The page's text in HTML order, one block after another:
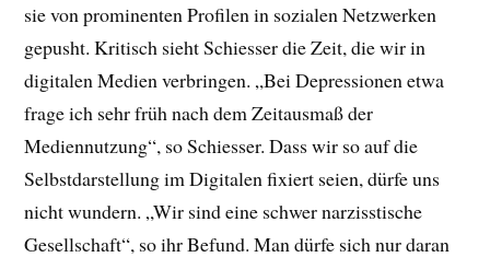
sie von prominenten Profilen in sozialen Netzwerken
gepusht. Kritisch sieht Schiesser die Zeit, die wir in
digitalen Medien verbringen. „Bei Depressionen etwa
frage ich sehr früh nach dem Zeitausmaß der
Mediennutzung“, so Schiesser. Dass wir so auf die
Selbstdarstellung im Digitalen fixiert seien, dürfe uns
nicht wundern. „Wir sind eine schwer narzisstische
Gesellschaft“, so ihr Befund. Man dürfe sich nur daran